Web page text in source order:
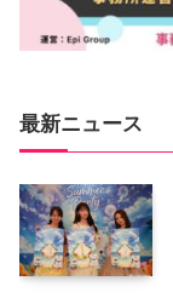
最新ニュース